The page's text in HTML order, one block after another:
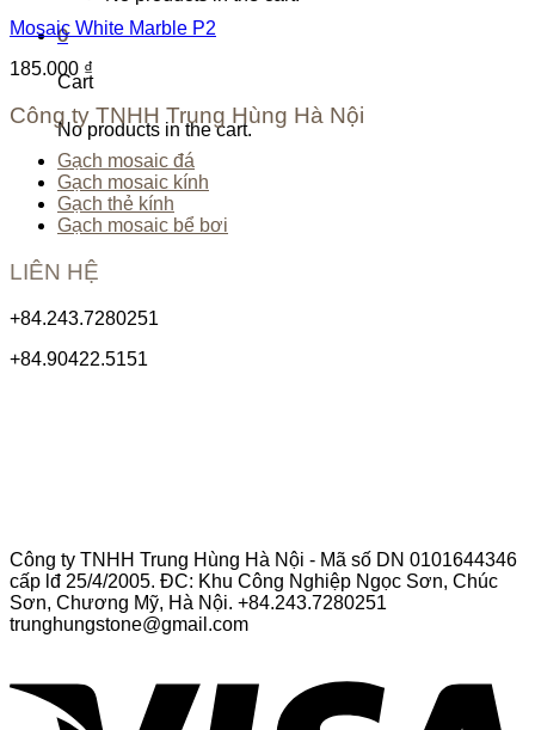
0
Cart
No products in the cart.
Mosaic White Marble P2
185.000 ₫
Công ty TNHH Trung Hùng Hà Nội
Gạch mosaic đá
Gạch mosaic kính
Gạch thẻ kính
Gạch mosaic bể bơi
LIÊN HỆ
+84.243.7280251
+84.90422.5151
Công ty TNHH Trung Hùng Hà Nội - Mã số DN 0101644346
cấp lđ 25/4/2005. ĐC: Khu Công Nghiệp Ngọc Sơn, Chúc
Sơn, Chương Mỹ, Hà Nội. +84.243.7280251
trunghungstone@gmail.com